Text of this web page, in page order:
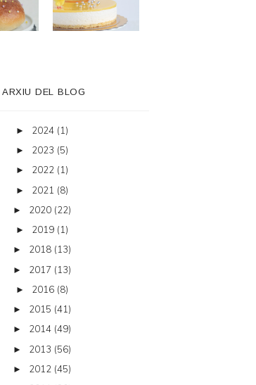
ARXIU DEL BLOG
► 2024 (1)
► 2023 (5)
► 2022 (1)
► 2021 (8)
► 2020 (22)
► 2019 (1)
► 2018 (13)
► 2017 (13)
► 2016 (8)
► 2015 (41)
► 2014 (49)
► 2013 (56)
► 2012 (45)